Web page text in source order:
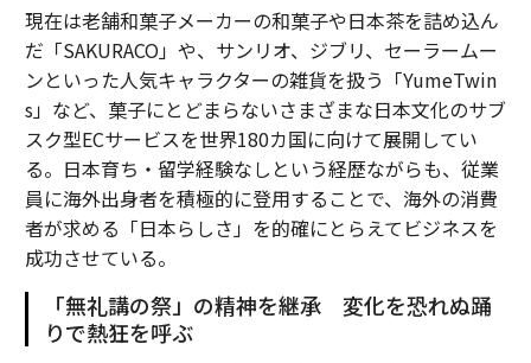
現在は老舗和菓子メーカーの和菓子や日本茶を詰め込ん
だ「SAKURACO」や、サンリオ、ジブリ、セーラームー
ンといった人気キャラクターの雑貨を扱う「YumeTwin
s」など、菓子にとどまらないさまざまな日本文化のサブ
スク型ECサービスを世界180カ国に向けて展開してい
る。日本育ち・留学経験なしという経歴ながらも、従業
員に海外出身者を積極的に登用することで、海外の消費
者が求める「日本らしさ」を的確にとらえてビジネスを
成功させている。
「無礼講の祭」の精神を継承 変化を恐れぬ踊
りで熱狂を呼ぶ